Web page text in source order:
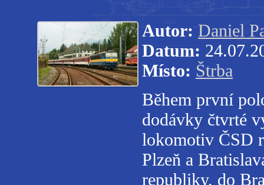
Autor: Daniel
Datum:
Místo: Štrba
Během první
dodávky čtvrté
lokomotiv ČSD
Plzeň a
republiky, do